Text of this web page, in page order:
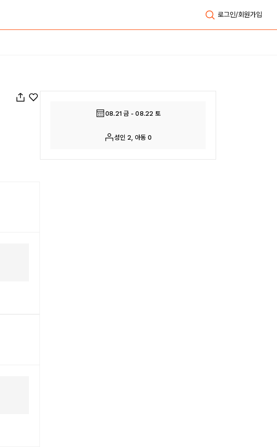
로그인/회원가입
08.21 금 - 08.22 토
성인 2, 아동 0